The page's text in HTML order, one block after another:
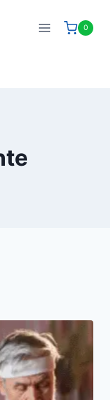
0